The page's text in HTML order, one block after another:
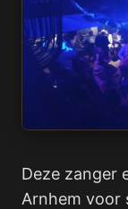
Deze zanger
Arnhem voor